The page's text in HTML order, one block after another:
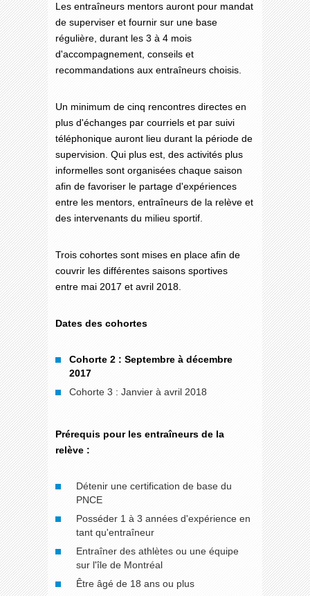
Les entraîneurs mentors auront pour mandat
de superviser et fournir sur une base
régulière, durant les 3 à 4 mois
d'accompagnement, conseils et
recommandations aux entraîneurs choisis.
Un minimum de cinq rencontres directes en
plus d'échanges par courriels et par suivi
téléphonique auront lieu durant la période de
supervision. Qui plus est, des activités plus
informelles sont organisées chaque saison
afin de favoriser le partage d'expériences
entre les mentors, entraîneurs de la relève et
des intervenants du milieu sportif.
Trois cohortes sont mises en place afin de
couvrir les différentes saisons sportives
entre mai 2017 et avril 2018.
Dates des cohortes
Cohorte 2 : Septembre à décembre
2017
Cohorte 3 : Janvier à avril 2018
Prérequis pour les entraîneurs de la
relève :
Détenir une certification de base du
PNCE
Posséder 1 à 3 années d'expérience en
tant qu'entraîneur
Entraîner des athlètes ou une équipe
sur l'île de Montréal
Être âgé de 18 ans ou plus